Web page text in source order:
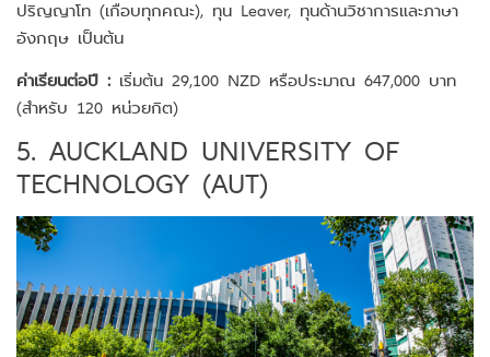
ปริญญาโท (เกือบทุกคณะ), ทุน Leaver, ทุนด้านวิชาการและภาษา
อังกฤษ เป็นต้น
ค่าเรียนต่อปี : เริ่มต้น 29,100 NZD หรือประมาณ 647,000 บาท
(สำหรับ 120 หน่วยกิต)
5. AUCKLAND UNIVERSITY OF
TECHNOLOGY (AUT)